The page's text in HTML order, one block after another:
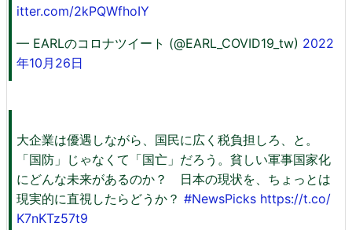
itter.com/2kPQWfhoIY
— EARLのコロナツイート (@EARL_COVID19_tw) 2022
年10月26日
大企業は優遇しながら、国民に広く税負担しろ、と。
「国防」じゃなくて「国亡」だろう。貧しい軍事国家化
にどんな未来があるのか？ 日本の現状を、ちょっとは
現実的に直視したらどうか？ #NewsPicks https://t.co/
K7nKTz57t9